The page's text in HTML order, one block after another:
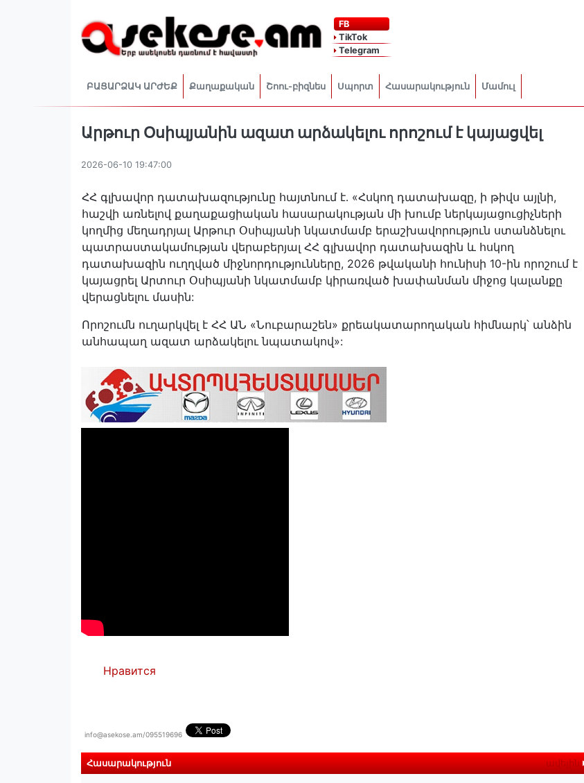
FB
TikTok
Telegram
ԲԱՑԱՐՁԱԿ ԱՐԺԵՔ Քաղաքական Շոու-բիզնես Սպորտ Հասարակություն Մամուլ
Արթուր Օսիպյանին ազատ արձակելու որոշում է կայացվել
2026-06-10 19:47:00
ՀՀ գլխավոր դատախազությունը հայտնում է․ «Հսկող դատախազը, ի թիվս այլնի,
հաշվի առնելով քաղաքացիական հասարակության մի խումբ ներկայացուցիչների
կողմից մեղադրյալ Արթուր Օսիպյանի նկատմամբ երաշխավորություն ստանձնելու
պատրաստակամության վերաբերյալ ՀՀ գլխավոր դատախազին և հսկող
դատախազին ուղղված միջնորդությունները, 2026 թվականի հունիսի 10-ին որոշում է
կայացրել Արտուր Օսիպյանի նկատմամբ կիրառված խափանման միջոց կալանքը
վերացնելու մասին:
Որոշումն ուղարկվել է ՀՀ ԱՆ «Նուբարաշեն» քրեակատարողական հիմնարկ՝ անձին
անհապաղ ազատ արձակելու նպատակով»:
Нравится
info@asekose.am/095519696
Հասարակություն ավելին